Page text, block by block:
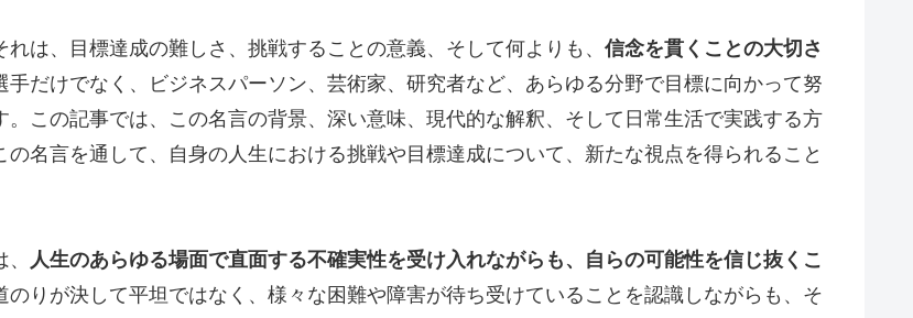
は、目標達成の難しさ、挑戦することの意義、そして何よりも、 信念を貫くことの大切さ
だけでなく、ビジネスパーソン、芸術家、研究者など、あらゆる分野で目標に向かって努
。この記事では、この名言の背景、深い意味、現代的な解釈、そして日常生活で実践する方
名言を通して、自身の人生における挑戦や目標達成について、新たな視点を得られること
人生のあらゆる場面で直面する不確実性を受け入れながらも、自らの可能性を信じ抜くこ
りが決して平坦ではなく、様々な困難や障害が待ち受けていることを認識しながらも、そ